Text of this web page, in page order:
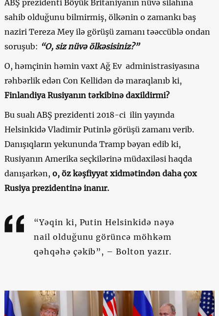
ABŞ prezidenti Böyük Britaniyanın nüvə silahına
sahib olduğunu bilmirmiş, ölkənin o zamankı baş
naziri Tereza Mey ilə görüşü zamanı təəccüblə ondan
soruşub: “O, siz nüvə ölkəsisiniz?”
O, həmçinin həmin vaxt Ağ Ev administrasiyasına
rəhbərlik edən Con Kellidən də maraqlanıb ki,
Finlandiya Rusiyanın tərkibinə daxildirmi?
Bu sualı ABŞ prezidenti 2018-ci ilin yayında
Helsinkidə Vladimir Putinlə görüşü zamanı verib.
Danışıqların yekununda Tramp bəyan edib ki,
Rusiyanın Amerika seçkilərinə müdaxiləsi haqda
danışarkən, o, öz kəşfiyyat xidmətindən daha çox
Rusiya prezidentinə inanır.
“Yəqin ki, Putin Helsinkidə nəyə
nail olduğunu görüncə möhkəm
qəhqəhə çəkib”, – Bolton yazır.